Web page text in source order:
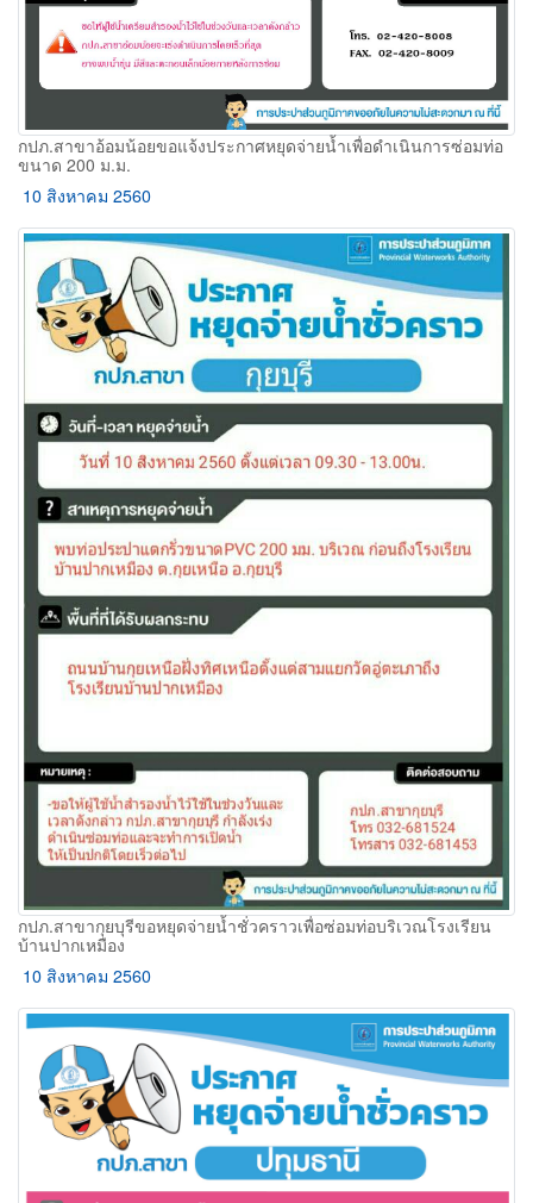
กปภ.สาขาอ้อมน้อยขอแจ้งประกาศหยุดจ่ายน้ำเพื่อดำเนินการซ่อมท่อ
ขนาด 200 ม.ม.
10 สิงหาคม 2560
กปภ.สาขากุยบุรีขอหยุดจ่ายน้ำชั่วคราวเพื่อซ่อมท่อบริเวณโรงเรียน
บ้านปากเหมือง
10 สิงหาคม 2560